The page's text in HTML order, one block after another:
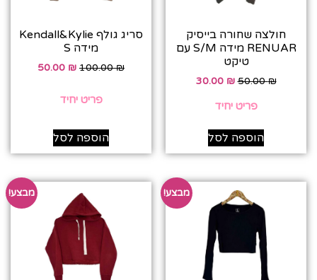
חולצה שחורה בייסיק
RENUAR מידה S/M עם
טיקט
50.00₪
30.00 ₪
פריט יחיד
הוספה לסל
סריג גולף Kendall&Kylie
מידה S
100.00₪
50.00 ₪
פריט יחיד
הוספה לסל
מבצע! מבצע!